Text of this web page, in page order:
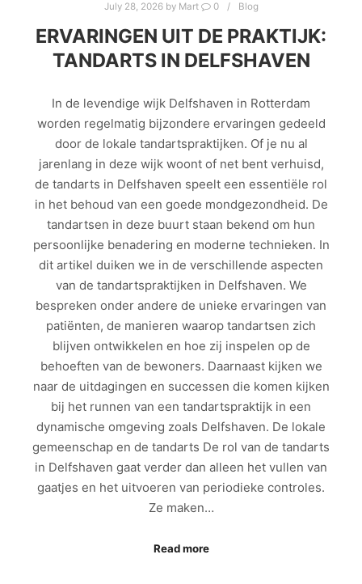
July 28, 2026by Mart 0 Blog
ERVARINGEN UIT DE PRAKTIJK:
TANDARTS IN DELFSHAVEN
In de levendige wijk Delfshaven in Rotterdam
worden regelmatig bijzondere ervaringen gedeeld
door de lokale tandartspraktijken. Of je nu al
jarenlang in deze wijk woont of net bent verhuisd,
de tandarts in Delfshaven speelt een essentiële rol
in het behoud van een goede mondgezondheid. De
tandartsen in deze buurt staan bekend om hun
persoonlijke benadering en moderne technieken. In
dit artikel duiken we in de verschillende aspecten
van de tandartspraktijken in Delfshaven. We
bespreken onder andere de unieke ervaringen van
patiënten, de manieren waarop tandartsen zich
blijven ontwikkelen en hoe zij inspelen op de
behoeften van de bewoners. Daarnaast kijken we
naar de uitdagingen en successen die komen kijken
bij het runnen van een tandartspraktijk in een
dynamische omgeving zoals Delfshaven. De lokale
gemeenschap en de tandarts De rol van de tandarts
in Delfshaven gaat verder dan alleen het vullen van
gaatjes en het uitvoeren van periodieke controles.
Ze maken…
Read more